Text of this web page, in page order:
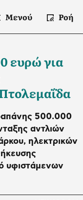
Μενού Ροή
ευρώ για
500.000
αντλιών
ηλεκτρικών
υφιστάμενων